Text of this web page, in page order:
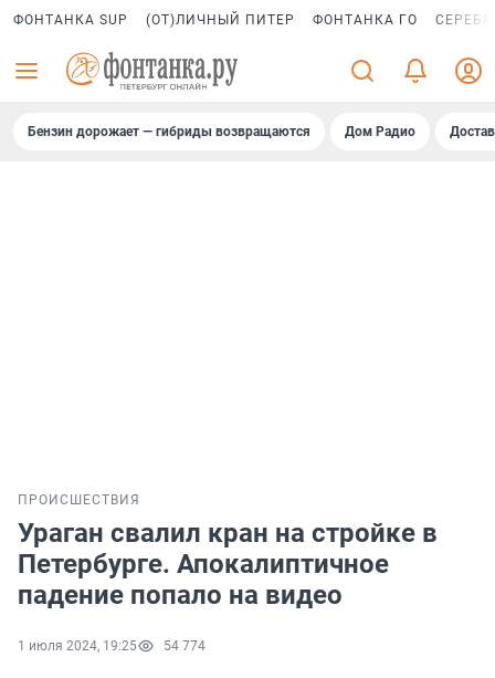
ФОНТАНКА SUP (ОТ)ЛИЧНЫЙ ПИТЕР ФОНТАНКА ГО
Бензин дорожает — гибриды возвращаются Дом Радио
ПРОИСШЕСТВИЯ
Ураган свалил кран на стройке в
Петербурге. Апокалиптичное
падение попало на видео
1 июля 2024, 19:25 54 774